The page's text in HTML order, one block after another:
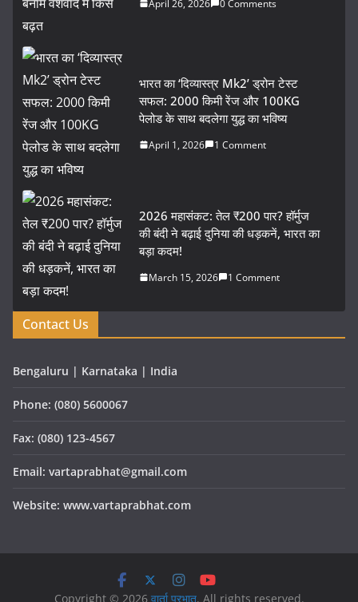
April 26, 2026 0 Comments
भारत का ‘दिव्यास्त्र Mk2’ ड्रोन टेस्ट
सफल: 2000 किमी रेंज और 100KG
पेलोड के साथ बदलेगा युद्ध का भविष्य
April 1, 2026 1 Comment
2026 महासंकट: तेल ₹200 पार? हॉर्मुज
की बंदी ने बढ़ाई दुनिया की धड़कनें, भारत का
बड़ा कदम!
March 15, 2026 1 Comment
Contact Us
Bengaluru | Karnataka | India
Phone: (080) 5600067
Fax: (080) 123-4567
Email: vartaprabhat@gmail.com
Website: www.vartaprabhat.com
Copyright © 2026 वार्ता प्रभात. All rights reserved.